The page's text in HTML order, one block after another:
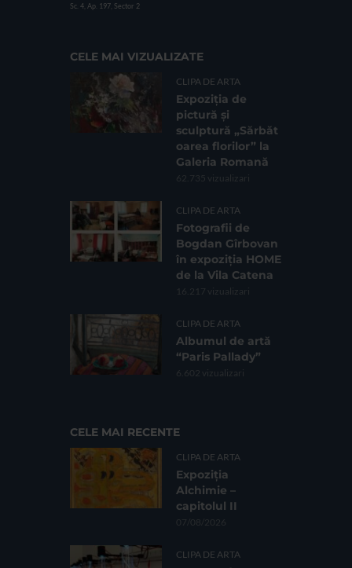
Sc. 4, Ap. 197, Sector 2
CELE MAI VIZUALIZATE
CLIPA DE ARTA
Expoziția de
pictură și
sculptură „Sărbăt
oarea florilor” la
Galeria Romană
62.735 vizualizari
CLIPA DE ARTA
Fotografii de
Bogdan Gîrbovan
în expoziția HOME
de la Vila Catena
16.217 vizualizari
CLIPA DE ARTA
Albumul de artă
“Paris Pallady”
6.602 vizualizari
CELE MAI RECENTE
CLIPA DE ARTA
Expoziția
Alchimie –
capitolul II
07/08/2026
CLIPA DE ARTA